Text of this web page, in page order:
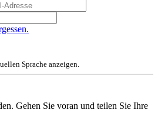
Sprache anzeigen.
Gehen Sie voran und teilen Sie Ihre